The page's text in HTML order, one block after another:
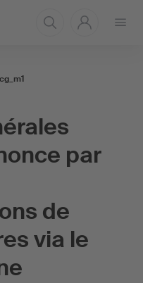
le
par
de
via le
cg_m1